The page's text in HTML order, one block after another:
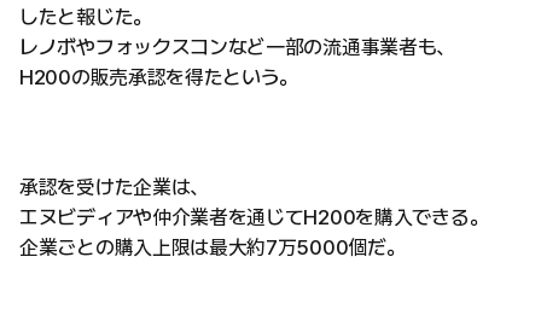
したと報じた。
レノボやフォックスコンなど一部の流通事業者も、
H200の販売承認を得たという。
承認を受けた企業は、
エヌビディアや仲介業者を通じてH200を購入できる。
企業ごとの購入上限は最大約7万5000個だ。